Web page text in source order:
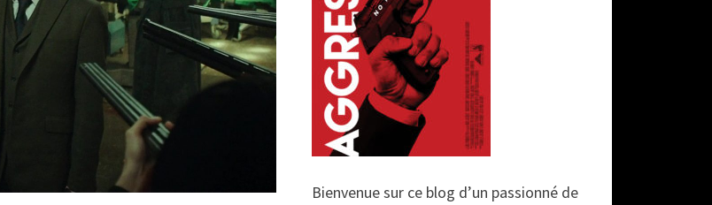
Bienvenue sur ce blog d’un passionné de